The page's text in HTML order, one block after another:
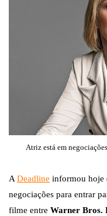
Atriz está em
A Deadline informou hoje
negociações para entrar
filme entre Warner Bros.